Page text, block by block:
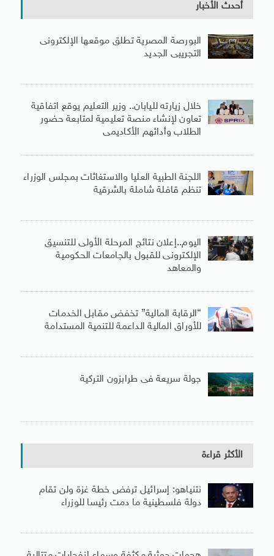
أحدث الأخبار
البورصة المصرية تطلق موقعها الإلكترونى
التجريبى الجديد
خلال زيارته لليابان.. وزير التعليم يوقع اتفاقية
تعاون لإنشاء منصة تعليمية لمتابعة حضور
الطلاب وأدائهم الأكاديمى
اللجنة الطبية العليا والاستغاثات بمجلس الوزراء
تنظم قافلة شاملة بالشرقية
اليوم..إعلان نتائج المرحلة الأولى للتنسيق
الإلكترونى للقبول بالجامعات الحكومية
والمعاهد
“الرقابة المالية” تخفض مقابل الخدمات
للأوراق المالية الداعمة للتنمية المستدامة
جولة سريعة فى طرابزون التركية
الأكثر قراءة
نتنياهو: إسرائيل ترفض خطة غزة ولن تقام
دولة فلسطينية ما دمت رئيسا للوزراء